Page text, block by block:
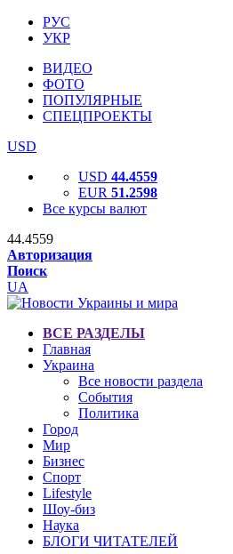
РУС
УКР
ВИДЕО
ФОТО
ПОПУЛЯРНЫЕ
СПЕЦПРОЕКТЫ
USD
USD 44.4559
EUR 51.2598
Все курсы валют
44.4559
Авторизация
Поиск
UA
ВСЕ РАЗДЕЛЫ
Главная
Украина
Все новости раздела
События
Политика
Город
Мир
Бизнес
Спорт
Lifestyle
Шоу-биз
Наука
БЛОГИ ЧИТАТЕЛЕЙ